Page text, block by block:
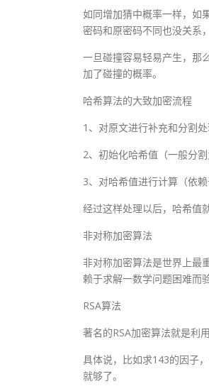
如同增加猜中概率一样，如
密码和原密码不同也没关系
一旦碰撞容易轻易产生，那
加了碰撞的概率。
哈希算法的大致加密流程
1、对原文进行补充和分割
2、初始化哈希值（一般分
3、对哈希值进行计算（依
经过这样处理以后，哈希值
非对称加密算法
非对称加密算法是世界上最
赖于求解一数学问题困难而
RSA算法
著名的RSA加密算法就是利
具体说，比如求143的因子
就够了。